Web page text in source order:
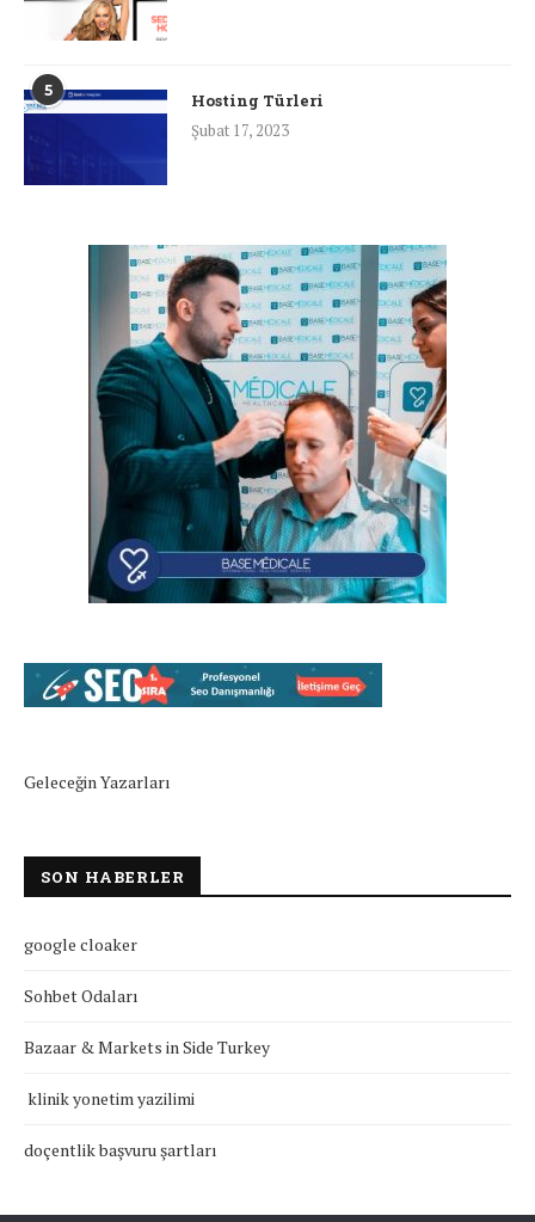
5
Hosting Türleri
Şubat 17, 2023
Geleceğin Yazarları
SON HABERLER
google cloaker
Sohbet Odaları
Bazaar & Markets in Side Turkey
klinik yonetim yazilimi
doçentlik başvuru şartları